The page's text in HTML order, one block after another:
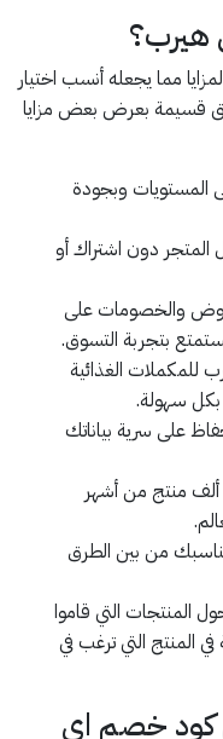
هيرب؟
مما يجعله أنسب اختيار
قسيمة بعرض بعض مزايا
المستويات وبجودة
دون اشتراك أو
والخصومات على
بتجربة التسوق.
الغذائية
بكل سهولة.
على سرية بياناتك
يوفر لك متجر اي هيرب أكثر من 40 ألف منتج من أشهر
من بين الطرق
المنتجات التي قاموا
المنتج التي ترغب في
كود خصم اي